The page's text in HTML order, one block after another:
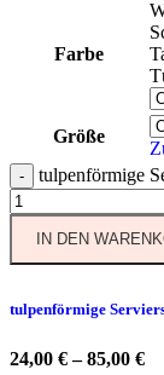
Farbe
Größe
- tulpenförmige
IN DEN
tulpenförmige
24,00 €–85,00 €